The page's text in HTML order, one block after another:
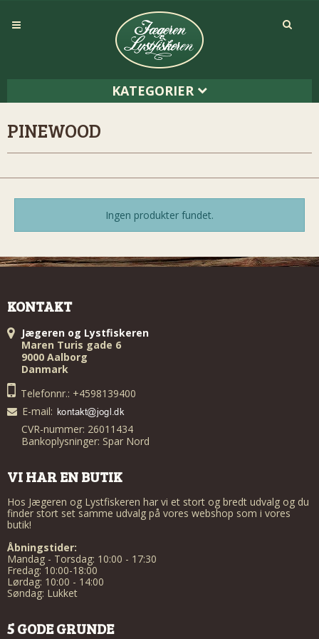
KATEGORIER
PINEWOOD
Ingen produkter fundet.
KONTAKT
Jægeren og Lystfiskeren
Maren Turis gade 6
9000 Aalborg
Danmark
Telefonnr.: +4598139400
E-mail:
CVR-nummer: 26011434
Bankoplysninger: Spar Nord
VI HAR EN BUTIK
Hos Jægeren og Lystfiskeren har vi et stort og bredt udvalg og du
finder stort set samme udvalg på vores webshop som i vores
butik!
Åbningstider:
Mandag - Torsdag: 10:00 - 17:30
Fredag: 10:00-18:00
Lørdag: 10:00 - 14:00
Søndag: Lukket
5 GODE GRUNDE